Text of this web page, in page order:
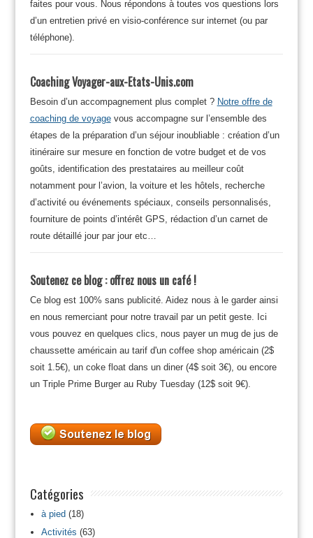
faites pour vous. Nous répondons à toutes vos questions lors
d’un entretien privé en visio-conférence sur internet (ou par
téléphone).
Coaching Voyager-aux-Etats-Unis.com
Besoin d’un accompagnement plus complet ? Notre offre de
coaching de voyagevous accompagne sur l’ensemble des
étapes de la préparation d’un séjour inoubliable : création d’un
itinéraire sur mesure en fonction de votre budget et de vos
goûts, identification des prestataires au meilleur coût
notamment pour l’avion, la voiture et les hôtels, recherche
d’activité ou événements spéciaux, conseils personnalisés,
fourniture de points d’intérêt GPS, rédaction d’un carnet de
route détaillé jour par jour etc…
Soutenez ce blog : offrez nous un café !
Ce blog est 100% sans publicité. Aidez nous à le garder ainsi
en nous remerciant pour notre travail par un petit geste. Ici
vous pouvez en quelques clics, nous payer un mug de jus de
chaussette américain au tarif d'un coffee shop américain (2$
soit 1.5€), un coke float dans un diner (4$ soit 3€), ou encore
un Triple Prime Burger au Ruby Tuesday (12$ soit 9€).
Catégories
à pied(18)
Activités (63)